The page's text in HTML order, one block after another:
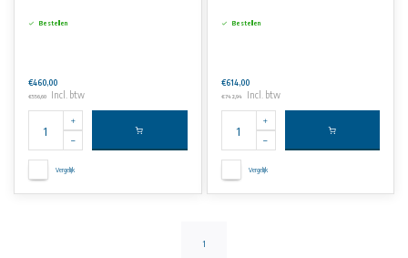
Bestellen
€460,00
€556,60 Incl. btw
Vergelijk
Bestellen
€614,00
€742,94 Incl. btw
Vergelijk
1